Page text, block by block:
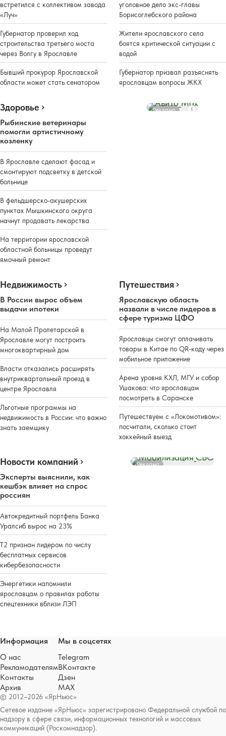
встретился с коллективом завода
«Луч»
Губернатор проверил ход
строительства третьего моста
через Волгу в Ярославле
Бывший прокурор Ярославской
области может стать сенатором
уголовное дело экс-главы
Борисоглебского района
Жители ярославского села
боятся критической ситуации с
водой
Губернатор призвал разъяснять
ярославцам вопросы ЖКХ
Здоровье
Рыбинские ветеринары
помогли артистичному
козленку
В Ярославле сделают фасад и
смонтируют подсветку в детской
больнице
В фельдшерско-акушерских
пунктах Мышкинского округа
начнут продавать лекарства
На территории ярославской
областной больницы проведут
ямочный ремонт
Реклама
Недвижимость
В России вырос объем
выдачи ипотеки
На Малой Пролетарской в
Ярославле могут построить
многоквартирный дом
Власти отказались расширять
внутриквартальный проезд в
центре Ярославля
Льготные программы на
недвижимость в России: что важно
знать заемщику
Путешествия
Ярославскую область
назвали в числе лидеров в
сфере туризма ЦФО
Ярославцы смогут оплачивать
товары в Китае по QR-коду через
мобильное приложение
Арена уровня КХЛ, МГУ и собор
Ушакова: что ярославцам
посмотреть в Саранске
Путешествуем с «Локомотивом»:
посчитали, сколько стоит
хоккейный выезд
Новости компаний
Эксперты выяснили, как
кешбэк влияет на спрос
россиян
Автокредитный портфель Банка
Уралсиб вырос на 23%
Т2 признан лидером по числу
бесплатных сервисов
кибербезопасности
Энергетики напомнили
ярославцам о правилах работы
спецтехники вблизи ЛЭП
Реклама
© 2012–2026 «ЯрНьюс»
Сетевое издание «ЯрНьюс» зарегистрировано Федеральной службой по
надзору в сфере связи, информационных технологий и массовых
коммуникаций (Роскомнадзор).
Информация
О нас
Рекламодателям
Контакты
Архив
Мы в соцсетях
Telegram
ВКонтакте
Дзен
MAX